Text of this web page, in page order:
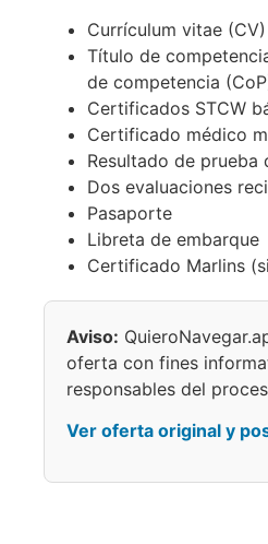
Currículum vitae (CV)
Título de
de competencia
Certificados STCW
Certificado médico
Resultado de
Dos evaluaciones
Pasaporte
Libreta de embarque
Certificado Marlins
Aviso:
oferta con fines
responsables del
Ver oferta original y